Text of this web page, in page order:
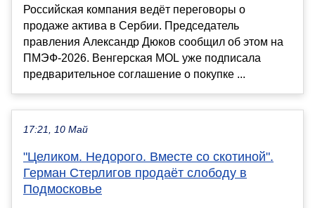
Российская компания ведёт переговоры о
продаже актива в Сербии. Председатель
правления Александр Дюков сообщил об этом на
ПМЭФ-2026. Венгерская MOL уже подписала
предварительное соглашение о покупке ...
17:21, 10 Май
"Целиком. Недорого. Вместе со скотиной".
Герман Стерлигов продаёт слободу в
Подмосковье